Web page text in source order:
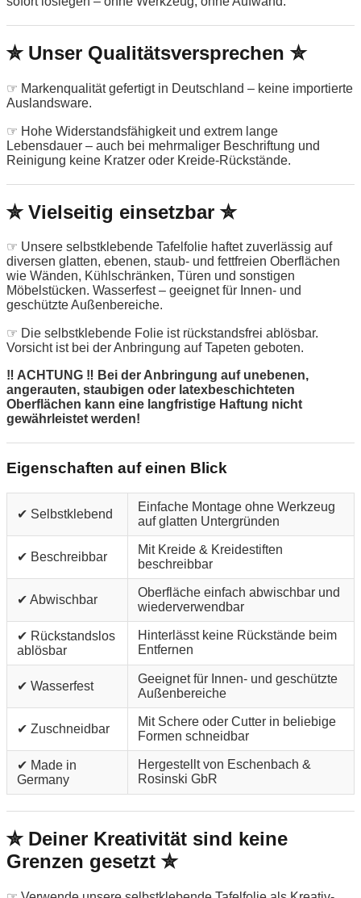
✮ Unser Qualitätsversprechen ✮
☞ Markenqualität gefertigt in Deutschland – keine importierte
Auslandsware.
☞ Hohe Widerstandsfähigkeit und extrem lange
Lebensdauer – auch bei mehrmaliger Beschriftung und
Reinigung keine Kratzer oder Kreide-Rückstände.
✮ Vielseitig einsetzbar ✮
☞ Unsere selbstklebende Tafelfolie haftet zuverlässig auf
diversen glatten, ebenen, staub- und fettfreien Oberflächen
wie Wänden, Kühlschränken, Türen und sonstigen
Möbelstücken. Wasserfest – geeignet für Innen- und
geschützte Außenbereiche.
☞ Die selbstklebende Folie ist rückstandsfrei ablösbar.
Vorsicht ist bei der Anbringung auf Tapeten geboten.
‼ ACHTUNG ‼ Bei der Anbringung auf unebenen,
angerauten, staubigen oder latexbeschichteten
Oberflächen kann eine langfristige Haftung nicht
gewährleistet werden!
Eigenschaften auf einen Blick
✔ Selbstklebend
Einfache Montage ohne Werkzeug
auf glatten Untergründen
✔ Beschreibbar
Mit Kreide & Kreidestiften
beschreibbar
✔ Abwischbar
Oberfläche einfach abwischbar und
wiederverwendbar
✔ Rückstandslos
ablösbar
Hinterlässt keine Rückstände beim
Entfernen
✔ Wasserfest
Geeignet für Innen- und geschützte
Außenbereiche
✔ Zuschneidbar
Mit Schere oder Cutter in beliebige
Formen schneidbar
✔ Made in
Germany
Hergestellt von Eschenbach &
Rosinski GbR
✮ Deiner Kreativität sind keine
Grenzen gesetzt ✮